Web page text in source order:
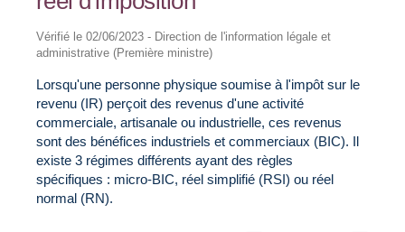
Vérifié le 02/06/2023 - Direction de l'information légale et
administrative (Première ministre)
Lorsqu'une personne physique soumise à l'impôt sur le
revenu (IR) perçoit des revenus d'une activité
commerciale, artisanale ou industrielle, ces revenus
sont des bénéfices industriels et commerciaux (BIC). Il
existe 3 régimes différents ayant des règles
spécifiques : micro-BIC, réel simplifié (RSI) ou réel
normal (RN).